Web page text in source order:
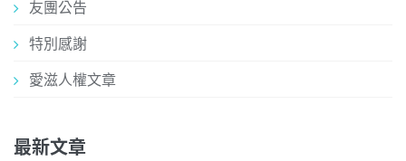
友團公告
特別感謝
愛滋人權文章
最新文章